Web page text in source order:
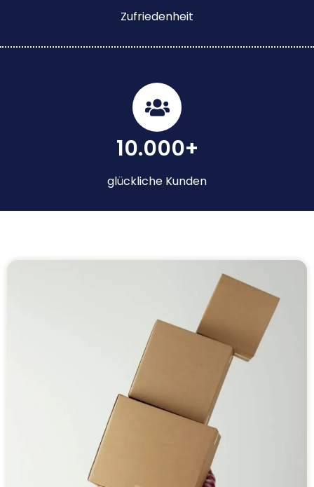
Zufriedenheit
10.000+
glückliche Kunden